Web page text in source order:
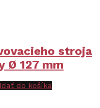
stroja
Ø 127 mm
do košíka